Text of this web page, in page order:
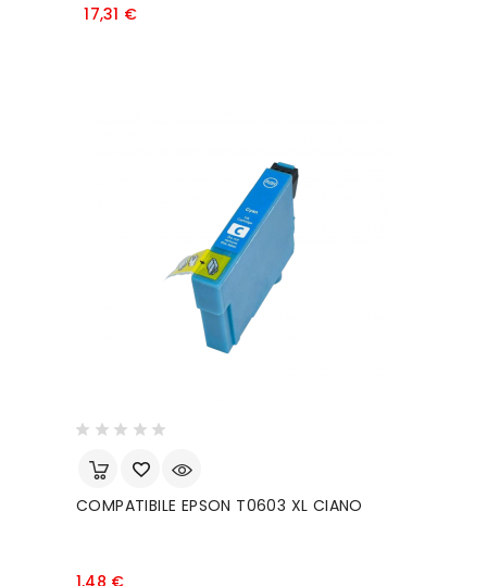
17,31 €Prezzo
COMPATIBILE EPSON T0603 XL CIANO
1,48 €Prezzo